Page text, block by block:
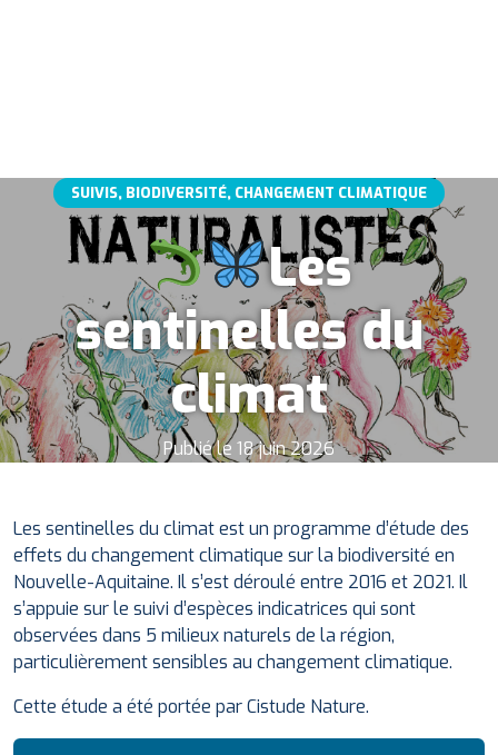
SUIVIS, BIODIVERSITÉ, CHANGEMENT CLIMATIQUE
Les
sentinelles du
climat
Publié le 18 juin 2026
Les sentinelles du climat est un programme d’étude des
effets du changement climatique sur la biodiversité en
Nouvelle-Aquitaine. Il s’est déroulé entre 2016 et 2021. Il
s’appuie sur le suivi d’espèces indicatrices qui sont
observées dans 5 milieux naturels de la région,
particulièrement sensibles au changement climatique.
Cette étude a été portée par Cistude Nature.